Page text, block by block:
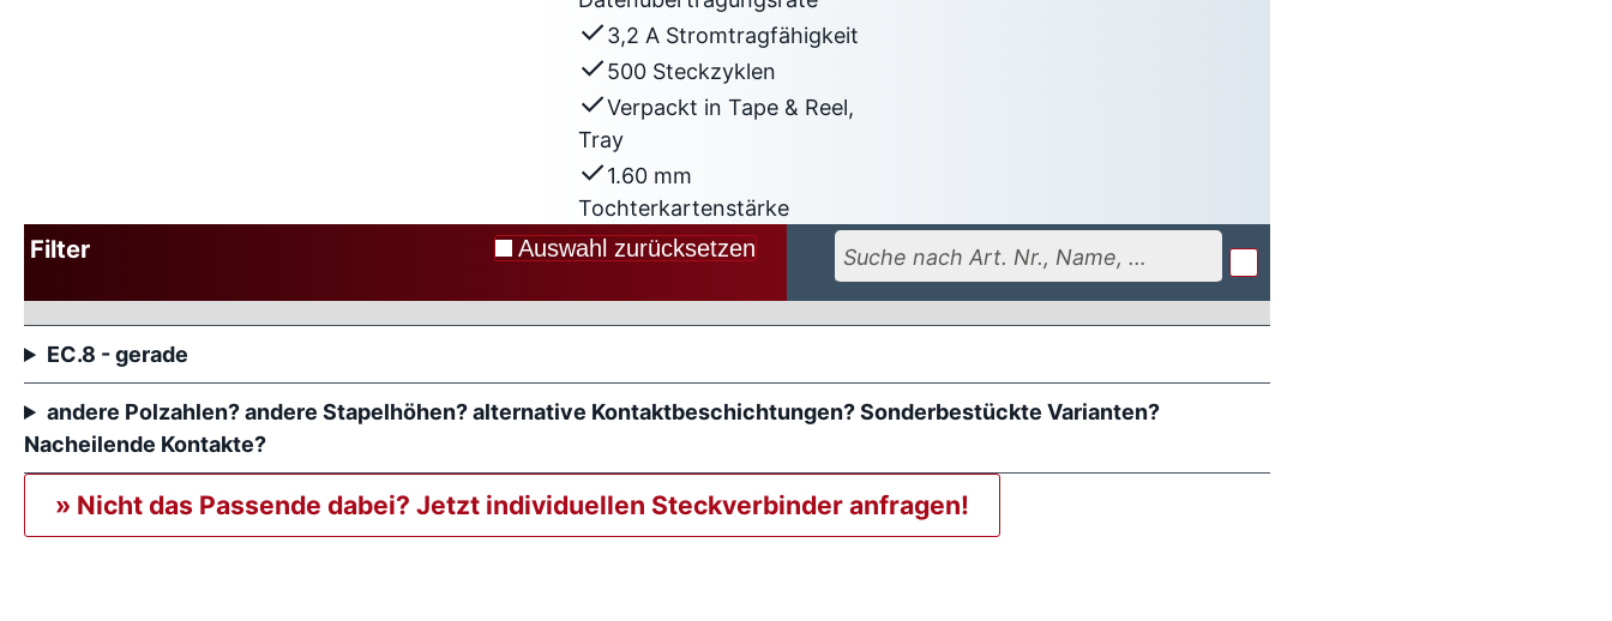
3,2 A Stromtragfähigkeit
500 Steckzyklen
Verpackt in Tape & Reel,
Tray
1.60 mm
Tochterkartenstärke
Filter Auswahl zurücksetzen
EC.8 - gerade
andere Polzahlen? andere Stapelhöhen? alternative Kontaktbeschichtungen? Sonderbestückte Varianten?
Nacheilende Kontakte?
» Nicht das Passende dabei? Jetzt individuellen Steckverbinder anfragen!